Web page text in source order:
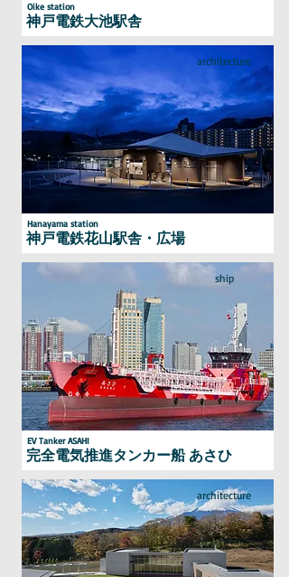
Oike station
神戸電鉄大池駅舎
architecture
Hanayama station
神戸電鉄花山駅舎・広場
ship
EV Tanker ASAHI
完全電気推進タンカー船 あさひ
architecture